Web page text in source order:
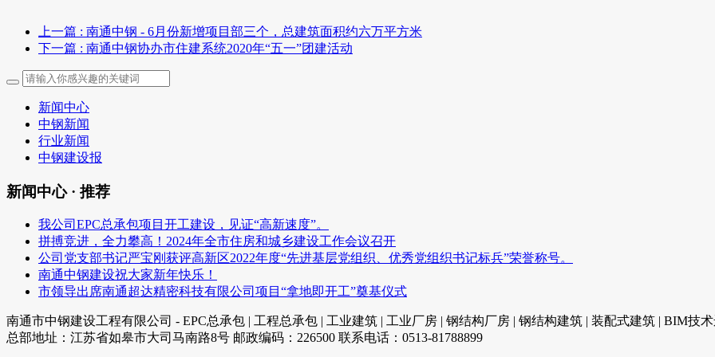
上一篇 : 南通中钢 - 6月份新增项目部三个，总建筑面积约六万平方米
下一篇 : 南通中钢协办市住建系统2020年“五一”团建活动
新闻中心
中钢新闻
行业新闻
中钢建设报
新闻中心 · 推荐
我公司EPC总承包项目开工建设，见证“高新速度”。
拼搏竞进，全力攀高！2024年全市住房和城乡建设工作会议召开
公司党支部书记严宝刚获评高新区2022年度“先进基层党组织、优秀党组织书记标兵”荣誉称号。
南通中钢建设祝大家新年快乐！
市领导出席南通超达精密科技有限公司项目“拿地即开工”奠基仪式
南通市中钢建设工程有限公司 - EPC总承包 | 工程总承包 | 工业建筑 | 工业厂房 | 钢结构厂房 | 钢结构建筑 | 装配式建筑 | BIM技
总部地址：江苏省如皋市大司马南路8号 邮政编码：226500 联系电话：0513-81788899